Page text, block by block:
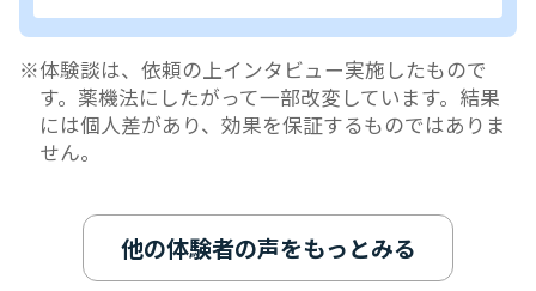
体験談は、依頼の上インタビュー実施したもので
す。薬機法にしたがって一部改変しています。結果
には個人差があり、効果を保証するものではありま
せん。
他の体験者の声をもっとみる